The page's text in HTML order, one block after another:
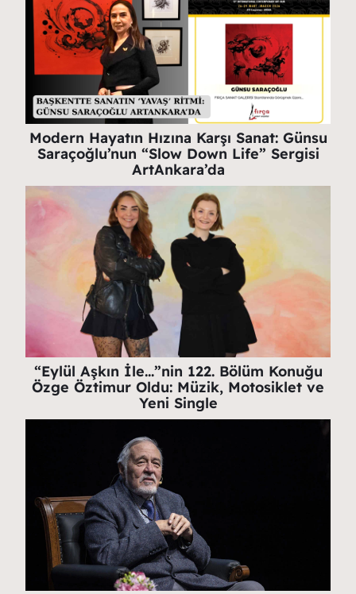
Modern Hayatın Hızına Karşı Sanat: Günsu
Saraçoğlu’nun “Slow Down Life” Sergisi
ArtAnkara’da
“Eylül Aşkın İle…”nin 122. Bölüm Konuğu
Özge Öztimur Oldu: Müzik, Motosiklet ve
Yeni Single